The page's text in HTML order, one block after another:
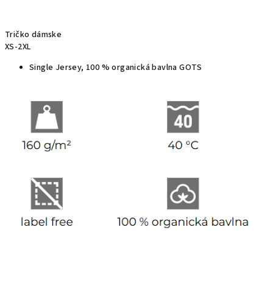
Tričko dámske
XS-2XL
Single Jersey, 100 % organická bavlna GOTS